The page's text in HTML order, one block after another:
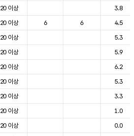
20 이상
3.8
20 이상 6 6
4.5
20 이상
5.3
20 이상
5.9
20 이상
6.2
20 이상
5.3
20 이상
3.3
20 이상
1.0
20 이상
0.0